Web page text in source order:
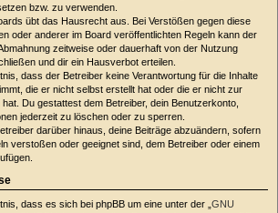
bzw. zu verwenden.
übt das Hausrecht aus. Bei Verstößen gegen diese
oder anderer im Board veröffentlichten Regeln kann der
zeitweise oder dauerhaft von der Nutzung
und dir ein Hausverbot erteilen.
dass der Betreiber keine Verantwortung für die Inhalte
die er nicht selbst erstellt hat oder die er nicht zur
Du gestattest dem Betreiber, dein Benutzerkonto,
jederzeit zu löschen oder zu sperren.
darüber hinaus, deine Beiträge abzuändern, sofern
verstoßen oder geeignet sind, dem Betreiber oder einem
dass es sich bei phpBB um eine unter der „GNU